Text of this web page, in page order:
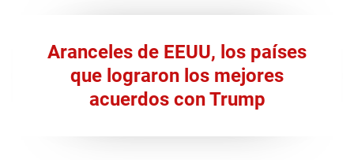
Aranceles de EEUU, los países
que lograron los mejores
acuerdos con Trump